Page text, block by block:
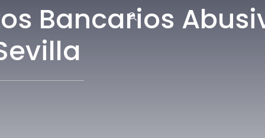
Bancarios